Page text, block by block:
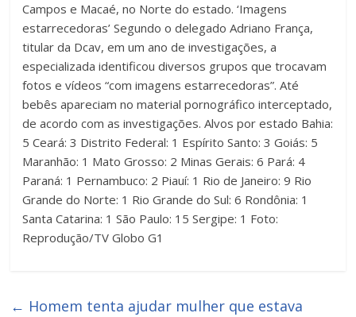
Campos e Macaé, no Norte do estado. ‘Imagens
estarrecedoras’ Segundo o delegado Adriano França,
titular da Dcav, em um ano de investigações, a
especializada identificou diversos grupos que trocavam
fotos e vídeos “com imagens estarrecedoras”. Até
bebês apareciam no material pornográfico interceptado,
de acordo com as investigações. Alvos por estado Bahia:
5 Ceará: 3 Distrito Federal: 1 Espírito Santo: 3 Goiás: 5
Maranhão: 1 Mato Grosso: 2 Minas Gerais: 6 Pará: 4
Paraná: 1 Pernambuco: 2 Piauí: 1 Rio de Janeiro: 9 Rio
Grande do Norte: 1 Rio Grande do Sul: 6 Rondônia: 1
Santa Catarina: 1 São Paulo: 15 Sergipe: 1 Foto:
Reprodução/TV Globo G1
← Homem tenta ajudar mulher que estava